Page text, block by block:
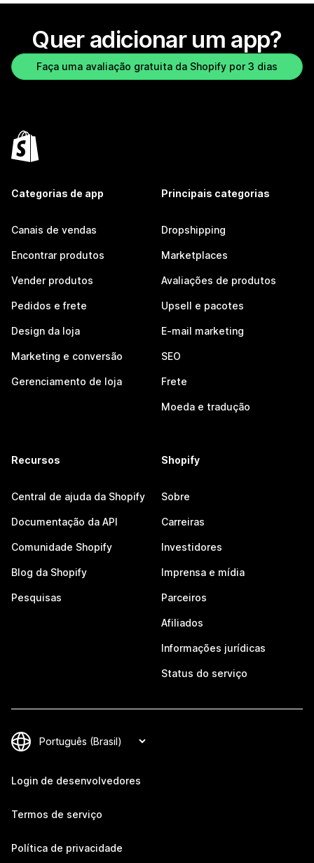
Quer adicionar um app?
Faça uma avaliação gratuita da Shopify por 3 dias
Categorias de app
Canais de vendas
Encontrar produtos
Vender produtos
Pedidos e frete
Design da loja
Marketing e conversão
Gerenciamento de loja
Principais categorias
Dropshipping
Marketplaces
Avaliações de produtos
Upsell e pacotes
E-mail marketing
SEO
Frete
Moeda e tradução
Recursos
Central de ajuda da Shopify
Documentação da API
Comunidade Shopify
Blog da Shopify
Pesquisas
Shopify
Sobre
Carreiras
Investidores
Imprensa e mídia
Parceiros
Afiliados
Informações jurídicas
Status do serviço
Login de desenvolvedores
Termos de serviço
Política de privacidade